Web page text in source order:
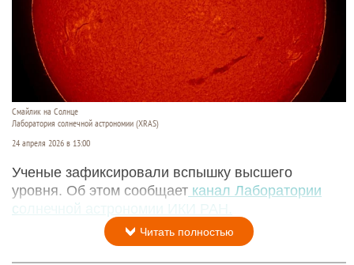
Смайлик на Солнце
Лаборатория солнечной астрономии (XRAS)
24 апреля 2026 в 13:00
Ученые зафиксировали вспышку высшего
уровня. Об этом сообщает канал Лаборатории
солнечной астрономии ИКИ РАН.
Читать полностью